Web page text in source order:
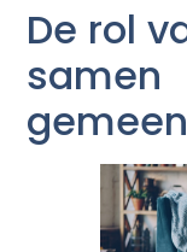
De rol